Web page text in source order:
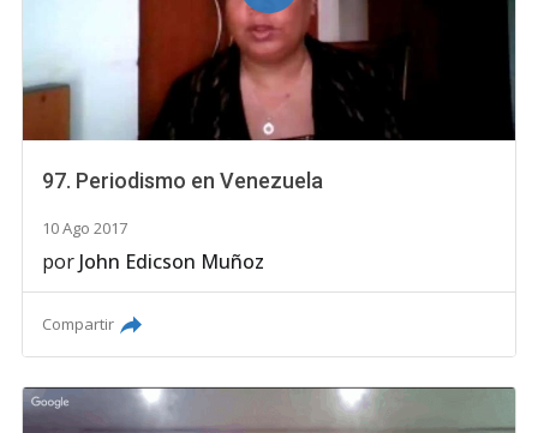
97. Periodismo en Venezuela
10 Ago 2017
por John Edicson Muñoz
Compartir